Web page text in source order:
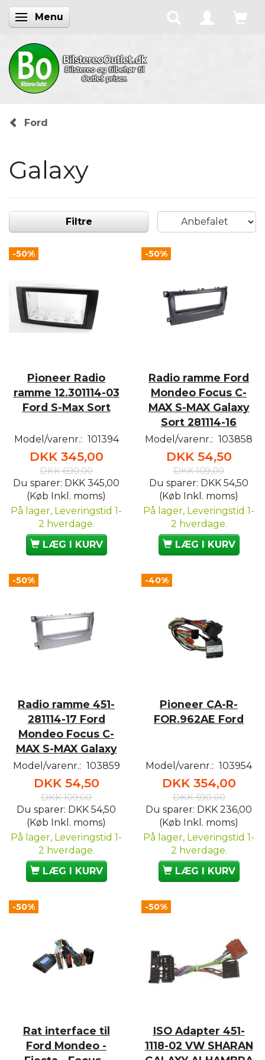
Skifte navigation
Menu
Ford
Galaxy
Filtre
-50%
Pioneer Radio
ramme 12.301114-03
Ford S-Max Sort
Model/varenr.: 101394
DKK 345,00
DKK 690,00
Du sparer: DKK 345,00
(Køb Inkl. moms)
På lager, Leveringstid 1-
2 hverdage.
LÆG I KURV
-50%
Radio ramme Ford
Mondeo Focus C-
MAX S-MAX Galaxy
Sort 281114-16
Model/varenr.: 103858
DKK 54,50
DKK 109,00
Du sparer: DKK 54,50
(Køb Inkl. moms)
På lager, Leveringstid 1-
2 hverdage.
LÆG I KURV
-50%
Radio ramme 451-
281114-17 Ford
Mondeo Focus C-
MAX S-MAX Galaxy
Model/varenr.: 103859
DKK 54,50
DKK 109,00
Du sparer: DKK 54,50
(Køb Inkl. moms)
På lager, Leveringstid 1-
2 hverdage.
LÆG I KURV
-40%
Pioneer CA-R-
FOR.962AE Ford
Model/varenr.: 103954
DKK 354,00
DKK 590,00
Du sparer: DKK 236,00
(Køb Inkl. moms)
På lager, Leveringstid 1-
2 hverdage.
LÆG I KURV
-50%
Rat interface til
Ford Mondeo -
-50%
ISO Adapter 451-
1118-02 VW SHARAN